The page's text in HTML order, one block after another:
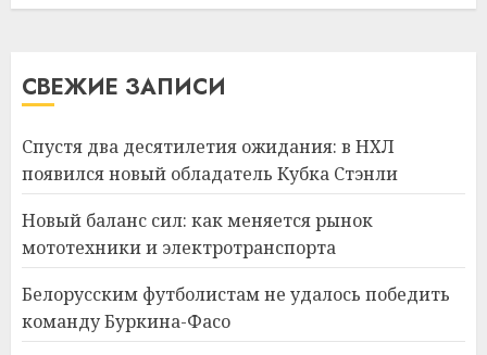
СВЕЖИЕ ЗАПИСИ
Спустя два десятилетия ожидания: в НХЛ
появился новый обладатель Кубка Стэнли
Новый баланс сил: как меняется рынок
мототехники и электротранспорта
Белорусским футболистам не удалось победить
команду Буркина-Фасо